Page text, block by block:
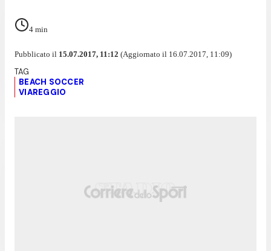
4 min
Pubblicato il 15.07.2017, 11:12 (Aggiornato il 16.07.2017, 11:09)
BEACH SOCCER
VIAREGGIO